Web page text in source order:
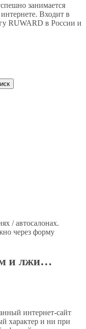
занимается
Входит в
RUWARD в России и
/ автосалонах.
через форму
и лжи…
интернет-сайт
характер и ни при